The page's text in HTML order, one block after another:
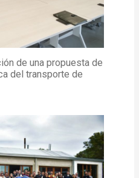
de una propuesta de
del transporte de